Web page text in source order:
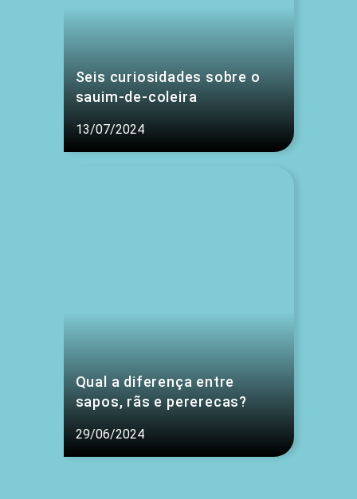
Seis curiosidades sobre o
sauim-de-coleira
13/07/2024
Qual a diferença entre
sapos, rãs e pererecas?
29/06/2024